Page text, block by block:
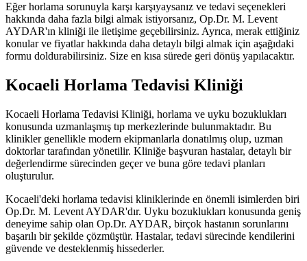
Eğer horlama sorunuyla karşı karşıyaysanız ve tedavi seçenekleri
hakkında daha fazla bilgi almak istiyorsanız, Op.Dr. M. Levent
AYDAR'ın kliniği ile iletişime geçebilirsiniz. Ayrıca, merak ettiğiniz
konular ve fiyatlar hakkında daha detaylı bilgi almak için aşağıdaki
formu doldurabilirsiniz. Size en kısa sürede geri dönüş yapılacaktır.
Kocaeli Horlama Tedavisi Kliniği
Kocaeli Horlama Tedavisi Kliniği, horlama ve uyku bozuklukları
konusunda uzmanlaşmış tıp merkezlerinde bulunmaktadır. Bu
klinikler genellikle modern ekipmanlarla donatılmış olup, uzman
doktorlar tarafından yönetilir. Kliniğe başvuran hastalar, detaylı bir
değerlendirme sürecinden geçer ve buna göre tedavi planları
oluşturulur.
Kocaeli'deki horlama tedavisi kliniklerinde en önemli isimlerden biri
Op.Dr. M. Levent AYDAR'dır. Uyku bozuklukları konusunda geniş
deneyime sahip olan Op.Dr. AYDAR, birçok hastanın sorunlarını
başarılı bir şekilde çözmüştür. Hastalar, tedavi sürecinde kendilerini
güvende ve desteklenmiş hissederler.